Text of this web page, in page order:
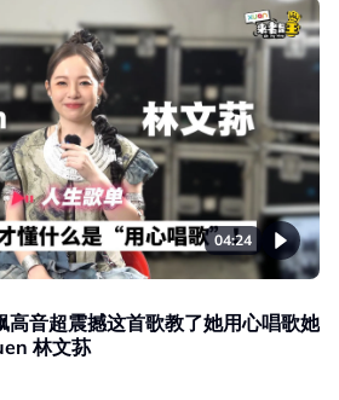
04:24
高音超震撼这首歌教了她用心唱歌她
林文荪